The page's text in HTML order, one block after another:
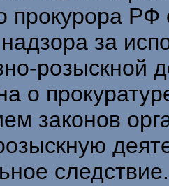
прокурора
за
розыскной
о
законов